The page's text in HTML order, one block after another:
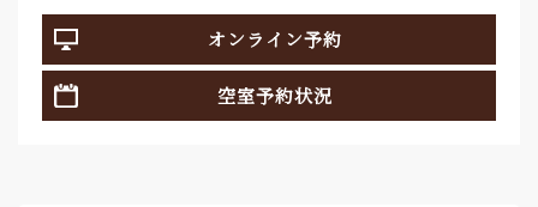
オンライン予約
空室予約状況